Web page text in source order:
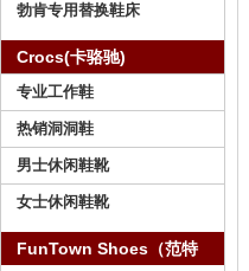
勃肯专用替换鞋床
Crocs(卡骆驰)
专业工作鞋
热销洞洞鞋
男士休闲鞋靴
女士休闲鞋靴
FunTown Shoes（范特